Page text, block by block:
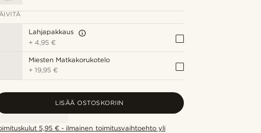
Lahjapakkaus
+4,95 €
Miesten Matkakorukotelo
+19,95 €
LISÄÄ OSTOSKORIIN
5,95 € - ilmainen toimitusvaihtoehto yli